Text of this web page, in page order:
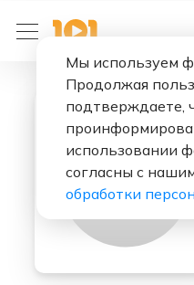
Мы используем
Продолжая
подтверждаете,
использовании
согласны с
обработки